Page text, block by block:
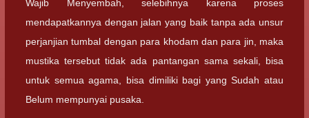
Wajib Menyembah, selebihnya karena proses
mendapatkannya dengan jalan yang baik tanpa ada unsur
perjanjian tumbal dengan para khodam dan para jin, maka
mustika tersebut tidak ada pantangan sama sekali, bisa
untuk semua agama, bisa dimiliki bagi yang Sudah atau
Belum mempunyai pusaka.